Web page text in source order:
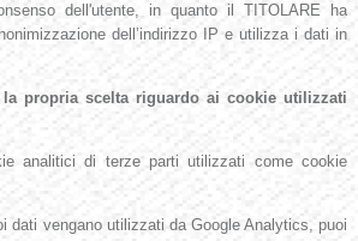
dell'utente, in quanto il TITOLARE ha
dell’indirizzo IP e utilizza i dati in
la propria scelta riguardo ai cookie utilizzati
analitici di terze parti utilizzati come cookie
dati vengano utilizzati da Google Analytics, puoi